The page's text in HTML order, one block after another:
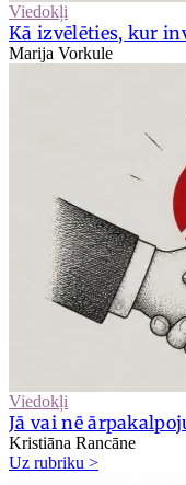
Viedokļi
Kā izvēlēties, kur
Marija Vorkule
Viedokļi
Jā vai nē
Kristiāna Rancāne
Uz rubriku >